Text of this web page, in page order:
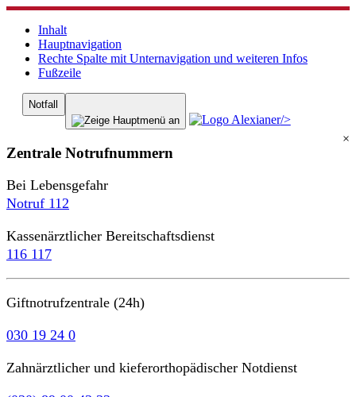
Inhalt
Hauptnavigation
Rechte Spalte mit Unternavigation und weiteren Infos
Fußzeile
/>
Notfall
×
Zentrale Notrufnummern
Bei Lebensgefahr
Notruf 112
Kassenärztlicher Bereitschaftsdienst
116 117
Giftnotrufzentrale (24h)
030 19 24 0
Zahnärztlicher und kieferorthopädischer Notdienst